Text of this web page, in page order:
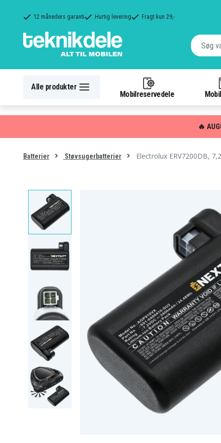
12 måneders garanti Hurtig levering Fragt kun 29,-
Alle produkter
Mobilreservedele
🔥
Batterier Støvsugerbatterier Electrolux ERV7200DB,